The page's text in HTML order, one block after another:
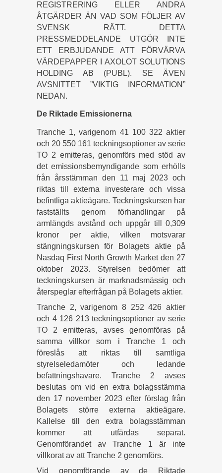
REGISTRERING ELLER ANDRA
ÅTGÄRDER ÄN VAD SOM FÖLJER AV
SVENSK RÄTT. DETTA
PRESSMEDDELANDE UTGÖR INTE
ETT ERBJUDANDE ATT FÖRVÄRVA
VÄRDEPAPPER I AXOLOT SOLUTIONS
HOLDING AB (PUBL). SE ÄVEN
AVSNITTET ”VIKTIG INFORMATION”
NEDAN.
De Riktade Emissionerna
Tranche 1, varigenom 41 100 322 aktier
och 20 550 161 teckningsoptioner av serie
TO 2 emitteras, genomförs med stöd av
det emissionsbemyndigande som erhölls
från årsstämman den 11 maj 2023 och
riktas till externa investerare och vissa
befintliga aktieägare. Teckningskursen har
fastställts genom förhandlingar på
armlängds avstånd och uppgår till 0,309
kronor per aktie, vilken motsvarar
stängningskursen för Bolagets aktie på
Nasdaq First North Growth Market den 27
oktober 2023. Styrelsen bedömer att
teckningskursen är marknadsmässig och
återspeglar efterfrågan på Bolagets aktier.
Tranche 2, varigenom 8 252 426 aktier
och 4 126 213 teckningsoptioner av serie
TO 2 emitteras, avses genomföras på
samma villkor som i Tranche 1 och
föreslås att riktas till samtliga
styrelseledamöter och ledande
befattningshavare. Tranche 2 avses
beslutas om vid en extra bolagsstämma
den 17 november 2023 efter förslag från
Bolagets större externa aktieägare.
Kallelse till den extra bolagsstämman
kommer att utfärdas separat.
Genomförandet av Tranche 1 är inte
villkorat av att Tranche 2 genomförs.
Vid genomförande av de Riktade